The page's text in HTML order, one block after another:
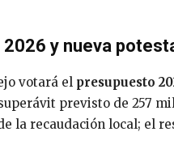
y nueva
votará el presupuesto
previsto de 257
la recaudación local; el